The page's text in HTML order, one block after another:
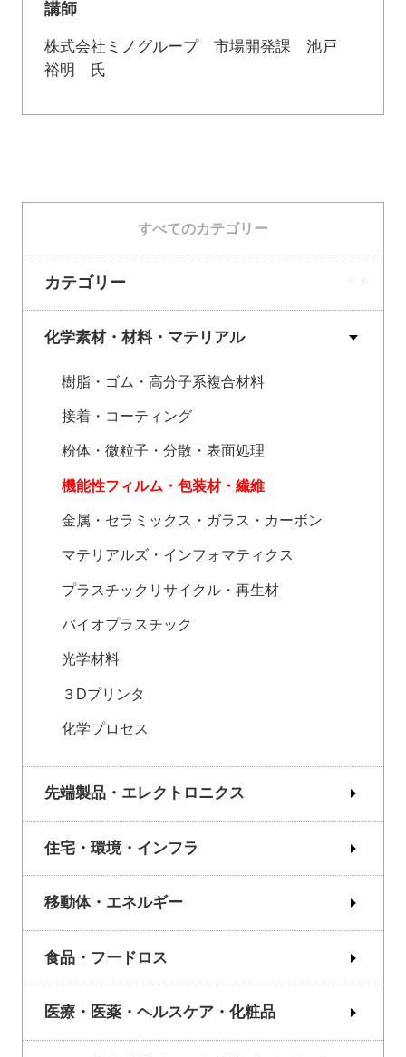
講師
株式会社ミノグループ 市場開発課 池戸
裕明 氏
すべてのカテゴリー
カテゴリー
化学素材・材料・マテリアル
樹脂・ゴム・高分子系複合材料
接着・コーティング
粉体・微粒子・分散・表面処理
機能性フィルム・包装材・繊維
金属・セラミックス・ガラス・カーボン
マテリアルズ・インフォマティクス
プラスチックリサイクル・再生材
バイオプラスチック
光学材料
３Dプリンタ
化学プロセス
先端製品・エレクトロニクス
住宅・環境・インフラ
移動体・エネルギー
食品・フードロス
医療・医薬・ヘルスケア・化粧品